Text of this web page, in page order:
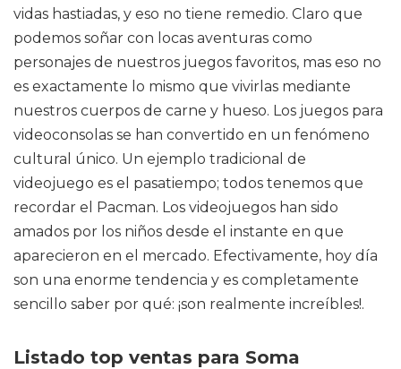
vidas hastiadas, y eso no tiene remedio. Claro que
podemos soñar con locas aventuras como
personajes de nuestros juegos favoritos, mas eso no
es exactamente lo mismo que vivirlas mediante
nuestros cuerpos de carne y hueso. Los juegos para
videoconsolas se han convertido en un fenómeno
cultural único. Un ejemplo tradicional de
videojuego es el pasatiempo; todos tenemos que
recordar el Pacman. Los videojuegos han sido
amados por los niños desde el instante en que
aparecieron en el mercado. Efectivamente, hoy día
son una enorme tendencia y es completamente
sencillo saber por qué: ¡son realmente increíbles!.
Listado top ventas para Soma